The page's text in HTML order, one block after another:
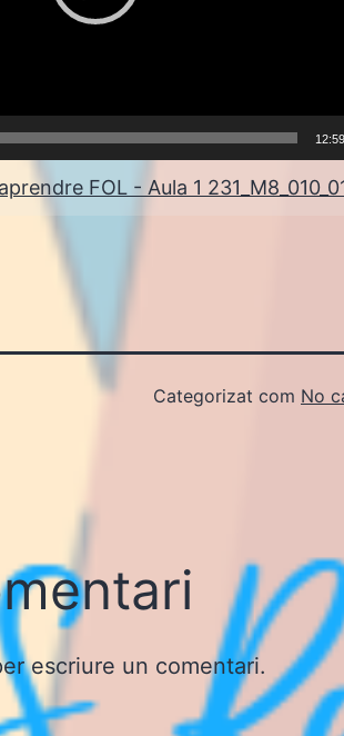
12:59
FOL - Aula 1
Categorizat com No
escriure un comentari.